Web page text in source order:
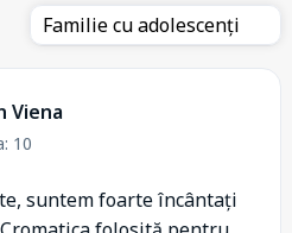
Familie cu adolescenți
Viena
10
suntem foarte încântați